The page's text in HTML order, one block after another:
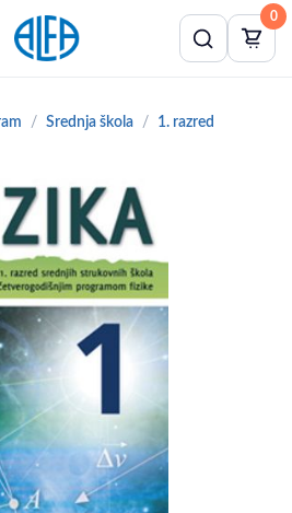
0
Srednja škola 1. razred